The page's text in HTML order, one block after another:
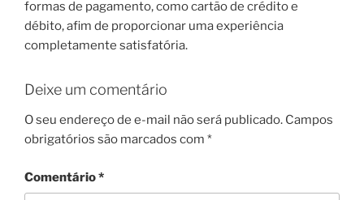
formas de pagamento, como cartão de crédito e
débito, afim de proporcionar uma experiência
completamente satisfatória.
Deixe um comentário
O seu endereço de e-mail não será publicado. Campos
obrigatórios são marcados com *
Comentário*